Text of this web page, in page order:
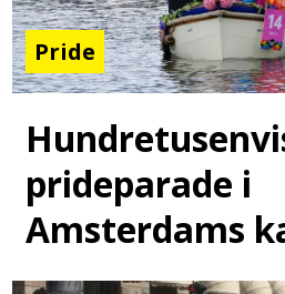
Pride
prideparade i
Amsterdams